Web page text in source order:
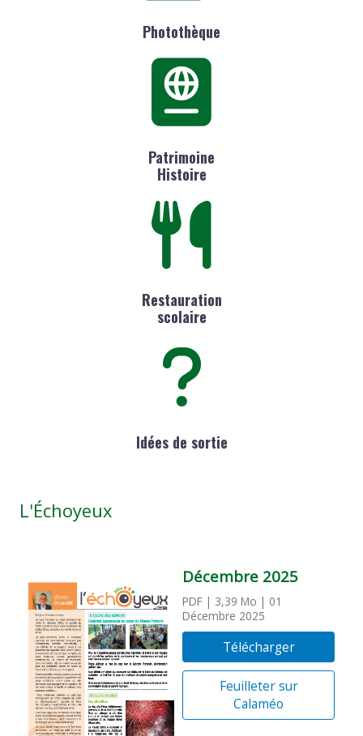
Photothèque
Patrimoine
Histoire
Restauration
scolaire
Idées de sortie
L'Échoyeux
Décembre 2025
PDF | 3,39 Mo | 01
Décembre 2025
Télécharger
Feuilleter sur
Calaméo